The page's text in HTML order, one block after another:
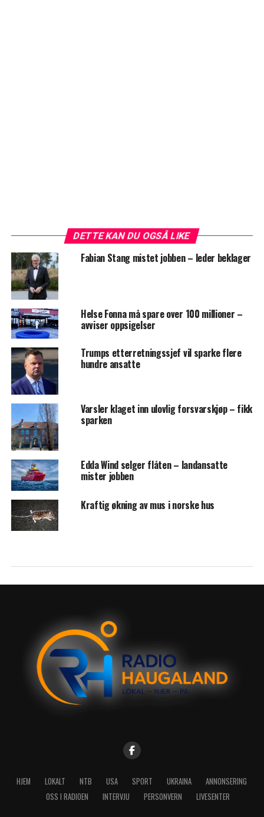
DETTE KAN DU OGSÅ LIKE
Fabian Stang mistet jobben – leder beklager
Helse Fonna må spare over 100 millioner –
avviser oppsigelser
Trumps etterretningssjef vil sparke flere
hundre ansatte
Varsler klaget inn ulovlig forsvarskjøp – fikk
sparken
Edda Wind selger flåten – landansatte
mister jobben
Kraftig økning av mus i norske hus
HJEM LOKALT NTB USA SPORT UKRAINA
ANNONSERING
OSS I RADIOEN
INTERVJU PERSONVERN LIVESENTER